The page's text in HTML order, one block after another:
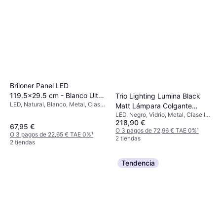
Briloner Panel LED
119.5x29.5 cm - Blanco Ultra
Plano Plafón
LED, Natural, Blanco, Metal, Clase
67,95 €
O 3 pagos de 22,65 € TAE 0%¹
2 tiendas
Trio Lighting Lumina Black
Matt Lámpara Colgante
93cm
LED, Negro, Vidrio, Metal, Clase IP:
IP20, Casquillo de Lámpara: E14
218,90 €
O 3 pagos de 72,96 € TAE 0%¹
2 tiendas
Tendencia